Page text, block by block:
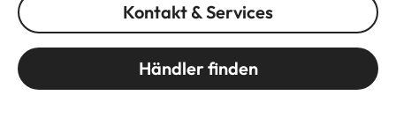
Kontakt & Services
Händler finden